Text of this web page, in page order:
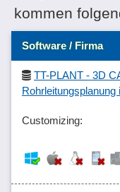
kommen
Software / Firma
TT-PLANT - 3D
Rohrleitungsplanung